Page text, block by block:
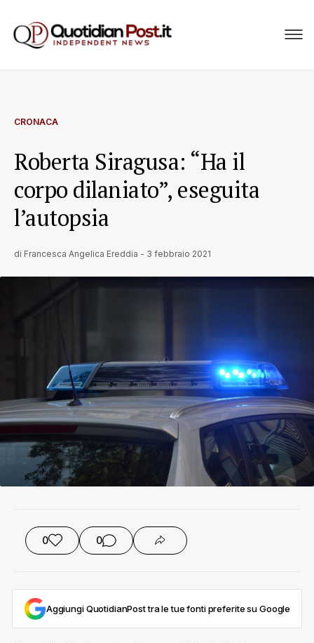
CRONACA
Roberta Siragusa: “Ha il
corpo dilaniato”, eseguita
l’autopsia
di Francesca Angelica Ereddia - 3 febbraio 2021
0 0
Aggiungi QuotidianPost tra le tue fonti preferite su Google